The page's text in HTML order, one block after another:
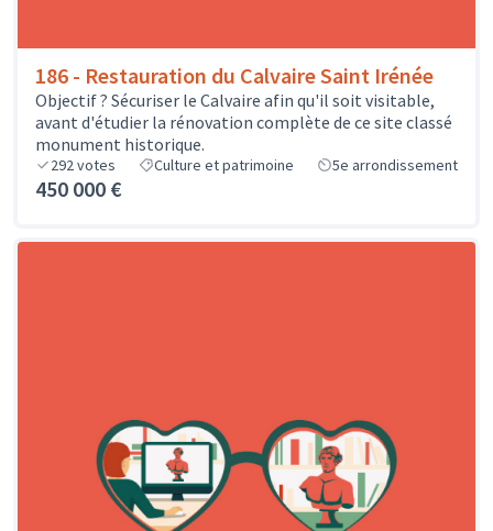
186 - Restauration du Calvaire Saint Irénée
Objectif ? Sécuriser le Calvaire afin qu'il soit visitable,
avant d'étudier la rénovation complète de ce site classé
monument historique.
292votes Culture et patrimoine 5e arrondissement
450 000 €